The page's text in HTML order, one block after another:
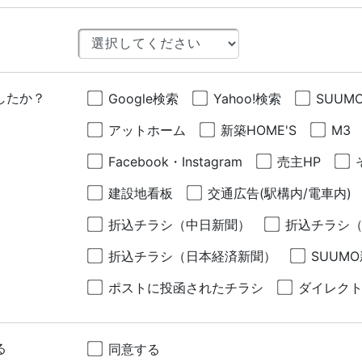
たか？ Google検索 Yahoo!検索
アットホーム
新築HOME'S
M3
Facebook・Instagram
売主HP
建設地看板
交通広告(駅構内/電車内)
折込チラシ（中日新聞）
折込チラシ
折込チラシ（日本経済新聞）
ポストに投函されたチラシ
ダイレク
同意する